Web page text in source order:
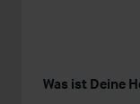
Was ist Deine